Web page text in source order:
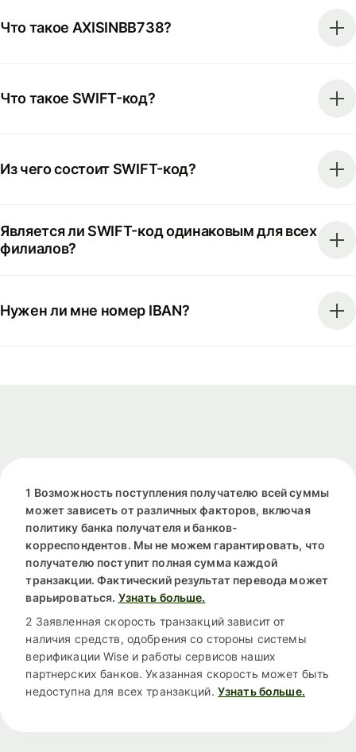
Что такое AXISINBB738?
Что такое SWIFT-код?
Из чего состоит SWIFT-код?
Является ли SWIFT-код одинаковым для всех
филиалов?
Нужен ли мне номер IBAN?
1 Возможность поступления получателю всей суммы
может зависеть от различных факторов, включая
политику банка получателя и банков-
корреспондентов. Мы не можем гарантировать, что
получателю поступит полная сумма каждой
транзакции. Фактический результат перевода может
варьироваться. Узнать больше.
2 Заявленная скорость транзакций зависит от
наличия средств, одобрения со стороны системы
верификации Wise и работы сервисов наших
партнерских банков. Указанная скорость может быть
недоступна для всех транзакций. Узнать больше.